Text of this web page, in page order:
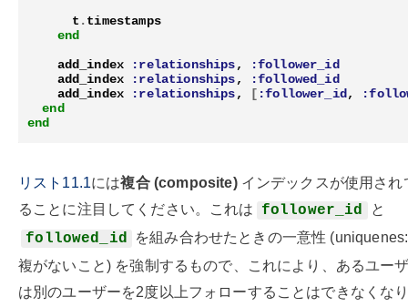
t .timestamps
end
add_index
:relationships,
:follower_id
add_index
:relationships,
:followed_id
add_index
:relationships, [ :follower_id,
end
end
リスト11.1には複合 (composite) インデックスが使用され
ることに注目してください。これは
follower_id と
followed_id
を組み合わせたときの一意性
複がないこと) を強制するもので、これにより、あるユー
は別のユーザーを2度以上フォローすることはできなくな